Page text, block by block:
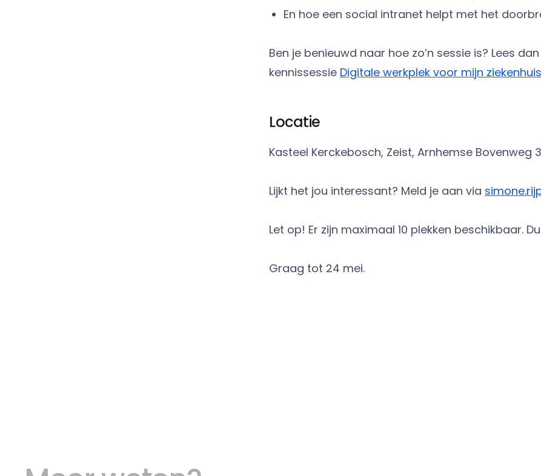
En hoe een social intranet helpt met het
Ben je benieuwd naar hoe zo’n sessie is? Lees
kennissessie Digitale werkplek voor mijn ziekenhuis
Locatie
Kasteel Kerckebosch, Zeist, Arnhemse Bovenweg
Lijkt het jou interessant? Meld je aan via
Let op! Er zijn maximaal 10 plekken beschikbaar.
Graag tot 24 mei.